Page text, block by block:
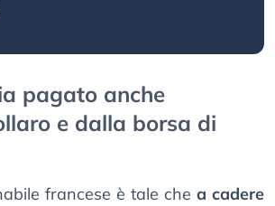
pagato anche
e dalla borsa di
francese è tale che a cadere